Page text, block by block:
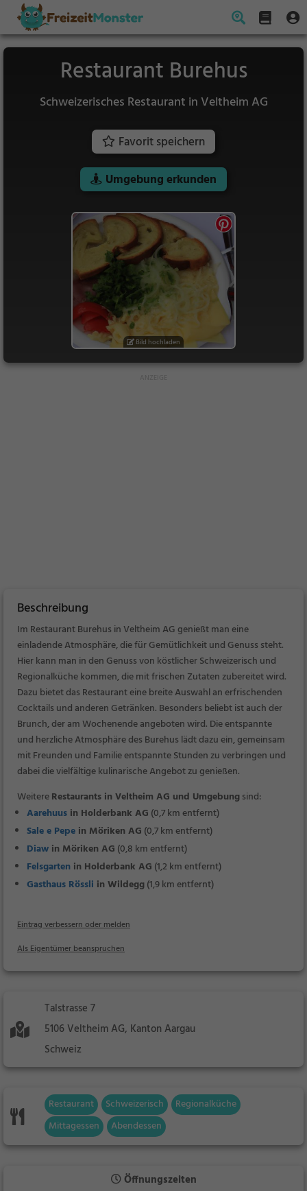
Restaurant Burehus
Schweizerisches Restaurant in Veltheim AG
Favorit speichern
Umgebung erkunden
Bild hochladen
Beschreibung
Im Restaurant Burehus in Veltheim AG genießt man eine
einladende Atmosphäre, die für Gemütlichkeit und Genuss steht.
Hier kann man in den Genuss von köstlicher Schweizerisch und
Regionalküche kommen, die mit frischen Zutaten zubereitet wird.
Dazu bietet das Restaurant eine breite Auswahl an erfrischenden
Cocktails und anderen Getränken. Besonders beliebt ist auch der
Brunch, der am Wochenende angeboten wird. Die entspannte
und herzliche Atmosphäre des Burehus lädt dazu ein, gemeinsam
mit Freunden und Familie entspannte Stunden zu verbringen und
dabei die vielfältige kulinarische Angebot zu genießen.
WeitereRestaurants in Veltheim AG und Umgebungsind:
Aarehuus in Holderbank AG (0,7 km entfernt)
Sale e Pepe in Möriken AG (0,7 km entfernt)
Diaw in Möriken AG (0,8 km entfernt)
Felsgarten in Holderbank AG (1,2 km entfernt)
Gasthaus Rössli in Wildegg(1,9 km entfernt)
Eintrag verbessern oder melden
Als Eigentümer beanspruchen
Talstrasse 7
5106 Veltheim AG, Kanton Aargau
Schweiz
Restaurant Schweizerisch
Regionalküche
Mittagessen
Abendessen
Öffnungszeiten